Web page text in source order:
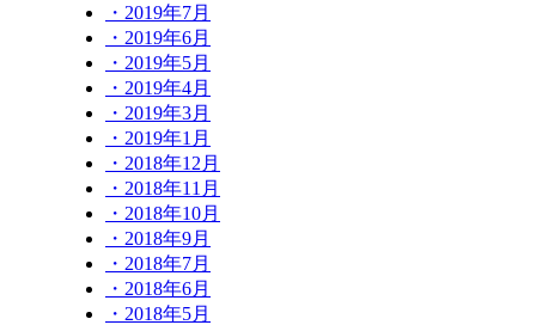
・2019年7月
・2019年6月
・2019年5月
・2019年4月
・2019年3月
・2019年1月
・2018年12月
・2018年11月
・2018年10月
・2018年9月
・2018年7月
・2018年6月
・2018年5月